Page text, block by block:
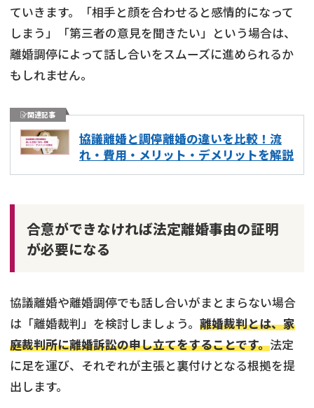
ていきます。「相手と顔を合わせると感情的になって
しまう」「第三者の意見を聞きたい」という場合は、
離婚調停によって話し合いをスムーズに進められるか
もしれません。
関連記事
協議離婚と調停離婚の違いを比較！流
れ・費用・メリット・デメリットを解説
合意ができなければ法定離婚事由の証明
が必要になる
協議離婚や離婚調停でも話し合いがまとまらない場合
は「離婚裁判」を検討しましょう。 離婚裁判とは、家
庭裁判所に離婚訴訟の申し立てをすることです。法定
に足を運び、それぞれが主張と裏付けとなる根拠を提
出します。